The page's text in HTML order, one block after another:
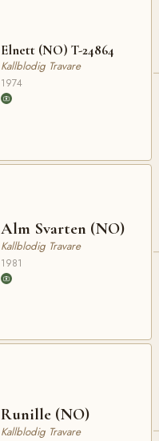
Elnett (NO) T-24864
Kallblodig Travare
1974
Alm Svarten (NO)
Kallblodig Travare
1981
Runille (NO)
Kallblodig Travare